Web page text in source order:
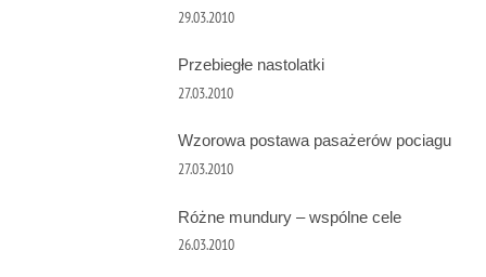
29.03.2010
Przebiegłe nastolatki
27.03.2010
Wzorowa postawa pasażerów pociagu
27.03.2010
Różne mundury – wspólne cele
26.03.2010